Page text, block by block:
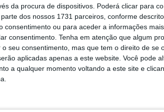
da procura de dispositivos. Poderá clicar para
dos nossos 1731 parceiros, conforme
consentimento ou para aceder a informações
consentimento. Tenha em atenção que algum
seu consentimento, mas que tem o direito de se
aplicadas apenas a este website. Você pode
a qualquer momento voltando a este site e
Próximo artigo
Multas por uso do telemóvel ao volante
no primeiro trimestre de 2025